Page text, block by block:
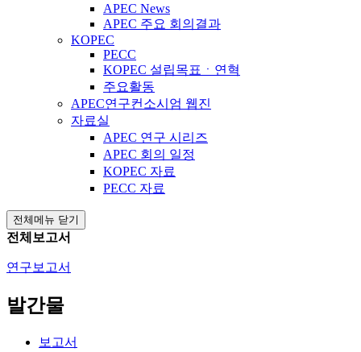
APEC News
APEC 주요 회의결과
KOPEC
PECC
KOPEC 설립목표ㆍ연혁
주요활동
APEC연구컨소시엄 웹진
자료실
APEC 연구 시리즈
APEC 회의 일정
KOPEC 자료
PECC 자료
전체메뉴 닫기
전체보고서
연구보고서
발간물
보고서